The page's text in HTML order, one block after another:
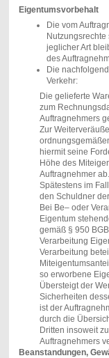
Eigentumsvorbehalt
Die vom
jeglicher Art
des
Die
Verkehr:
Die gelieferte
zum
Auftragnehmers
Zur
hiermit seine
Höhe des
Auftragnehmer
Spätestens im
den Schuldner
Bei Be– oder
Eigentum
gemäß § 950
Verarbeitung
Verarbeitung
so erworbene
Übersteigt der
Sicherheiten
ist der
durch die
Dritten insoweit
Auftragnehmers
Beanstandungen,